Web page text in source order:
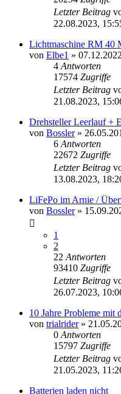
Letzter Beitrag
22.08.2023,
Lichtmaschine RM 40
von Elbe1 »
4Antworten
17574 Zugriffe
Letzter Beitrag
21.08.2023,
Drehsteller Leerlauf +
von Bossler»
6Antworten
22672 Zugriffe
Letzter Beitrag
13.08.2023,
LiFePo im Arnie /
von Bossler»
1
2
22Antworten
93410 Zugriffe
Letzter Beitrag
26.07.2023,
10 Jahre Probleme mit
von trialrider»
0Antworten
15797 Zugriffe
Letzter Beitrag
21.05.2023,
Batterien laden nicht